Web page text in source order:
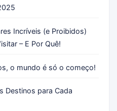
Incríveis (e Proibidos)
– E Por Quê!
o mundo é só o começo!
Destinos para Cada